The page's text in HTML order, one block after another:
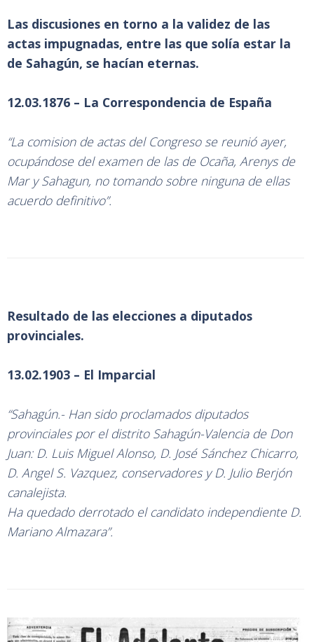
Las discusiones en torno a la validez de las
actas impugnadas, entre las que solía estar la
de Sahagún, se hacían eternas.
12.03.1876 – La Correspondencia de España
“La comision de actas del Congreso se reunió ayer,
ocupándose del examen de las de Ocaña, Arenys de
Mar y Sahagun, no tomando sobre ninguna de ellas
acuerdo definitivo”.
Resultado de las elecciones a diputados
provinciales.
13.02.1903 – El Imparcial
“Sahagún.- Han sido proclamados diputados
provinciales por el distrito Sahagún-Valencia de Don
Juan: D. Luis Miguel Alonso, D. José Sánchez Chicarro,
D. Angel S. Vazquez, conservadores y D. Julio Berjón
canalejista.
Ha quedado derrotado el candidato independiente D.
Mariano Almazara”.